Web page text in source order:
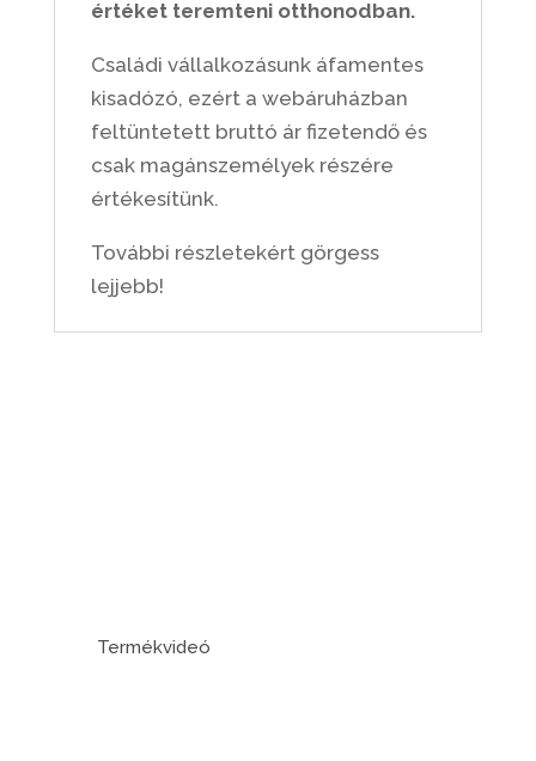
értéket teremteni otthonodban.
Családi vállalkozásunk áfamentes
kisadózó, ezért a webáruházban
feltüntetett bruttó ár fizetendő és
csak magánszemélyek részére
értékesítünk.
További részletekért görgess
lejjebb!
Termékvideó